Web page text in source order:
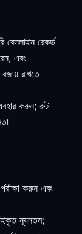
বেসলাইন রেকর্ড
এবং
রাখতে
করুন; রুট
করুন এবং
ন্যূনতম;